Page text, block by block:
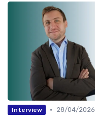
Interview •
28/04/2026